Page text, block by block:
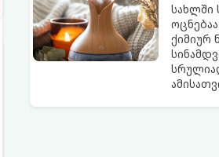
სახლში
ქიმიურ